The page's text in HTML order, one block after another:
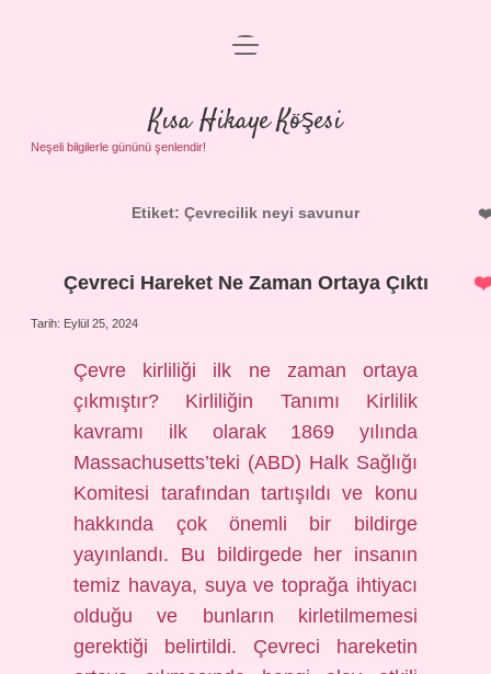
Anasayfa
Yasal Uyarı
menüyü
aç
Kısa Hikaye Köşesi
Neşeli bilgilerle gününü şenlendir!
Etiket: Çevrecilik neyi savunur
Çevreci Hareket Ne Zaman Ortaya Çıktı
Tarih: Eylül 25, 2024
Çevre kirliliği ilk ne zaman ortaya
çıkmıştır? Kirliliğin Tanımı Kirlilik
kavramı ilk olarak 1869 yılında
Massachusetts’teki (ABD) Halk Sağlığı
Komitesi tarafından tartışıldı ve konu
hakkında çok önemli bir bildirge
yayınlandı. Bu bildirgede her insanın
temiz havaya, suya ve toprağa ihtiyacı
olduğu ve bunların kirletilmemesi
gerektiği belirtildi. Çevreci hareketin